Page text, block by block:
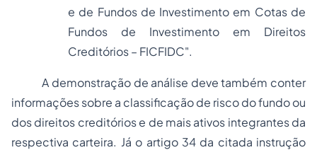
e de Fundos de Investimento em Cotas de
Fundos de Investimento em Direitos
Creditórios – FICFIDC".
A demonstração de análise deve também conter
informações sobre a classificação de risco do fundo ou
dos direitos creditórios e de mais ativos integrantes da
respectiva carteira. Já o artigo 34 da citada instrução